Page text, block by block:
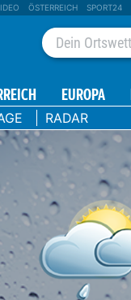
ÖSTERREICH SPORT24
EUROPA
RADAR